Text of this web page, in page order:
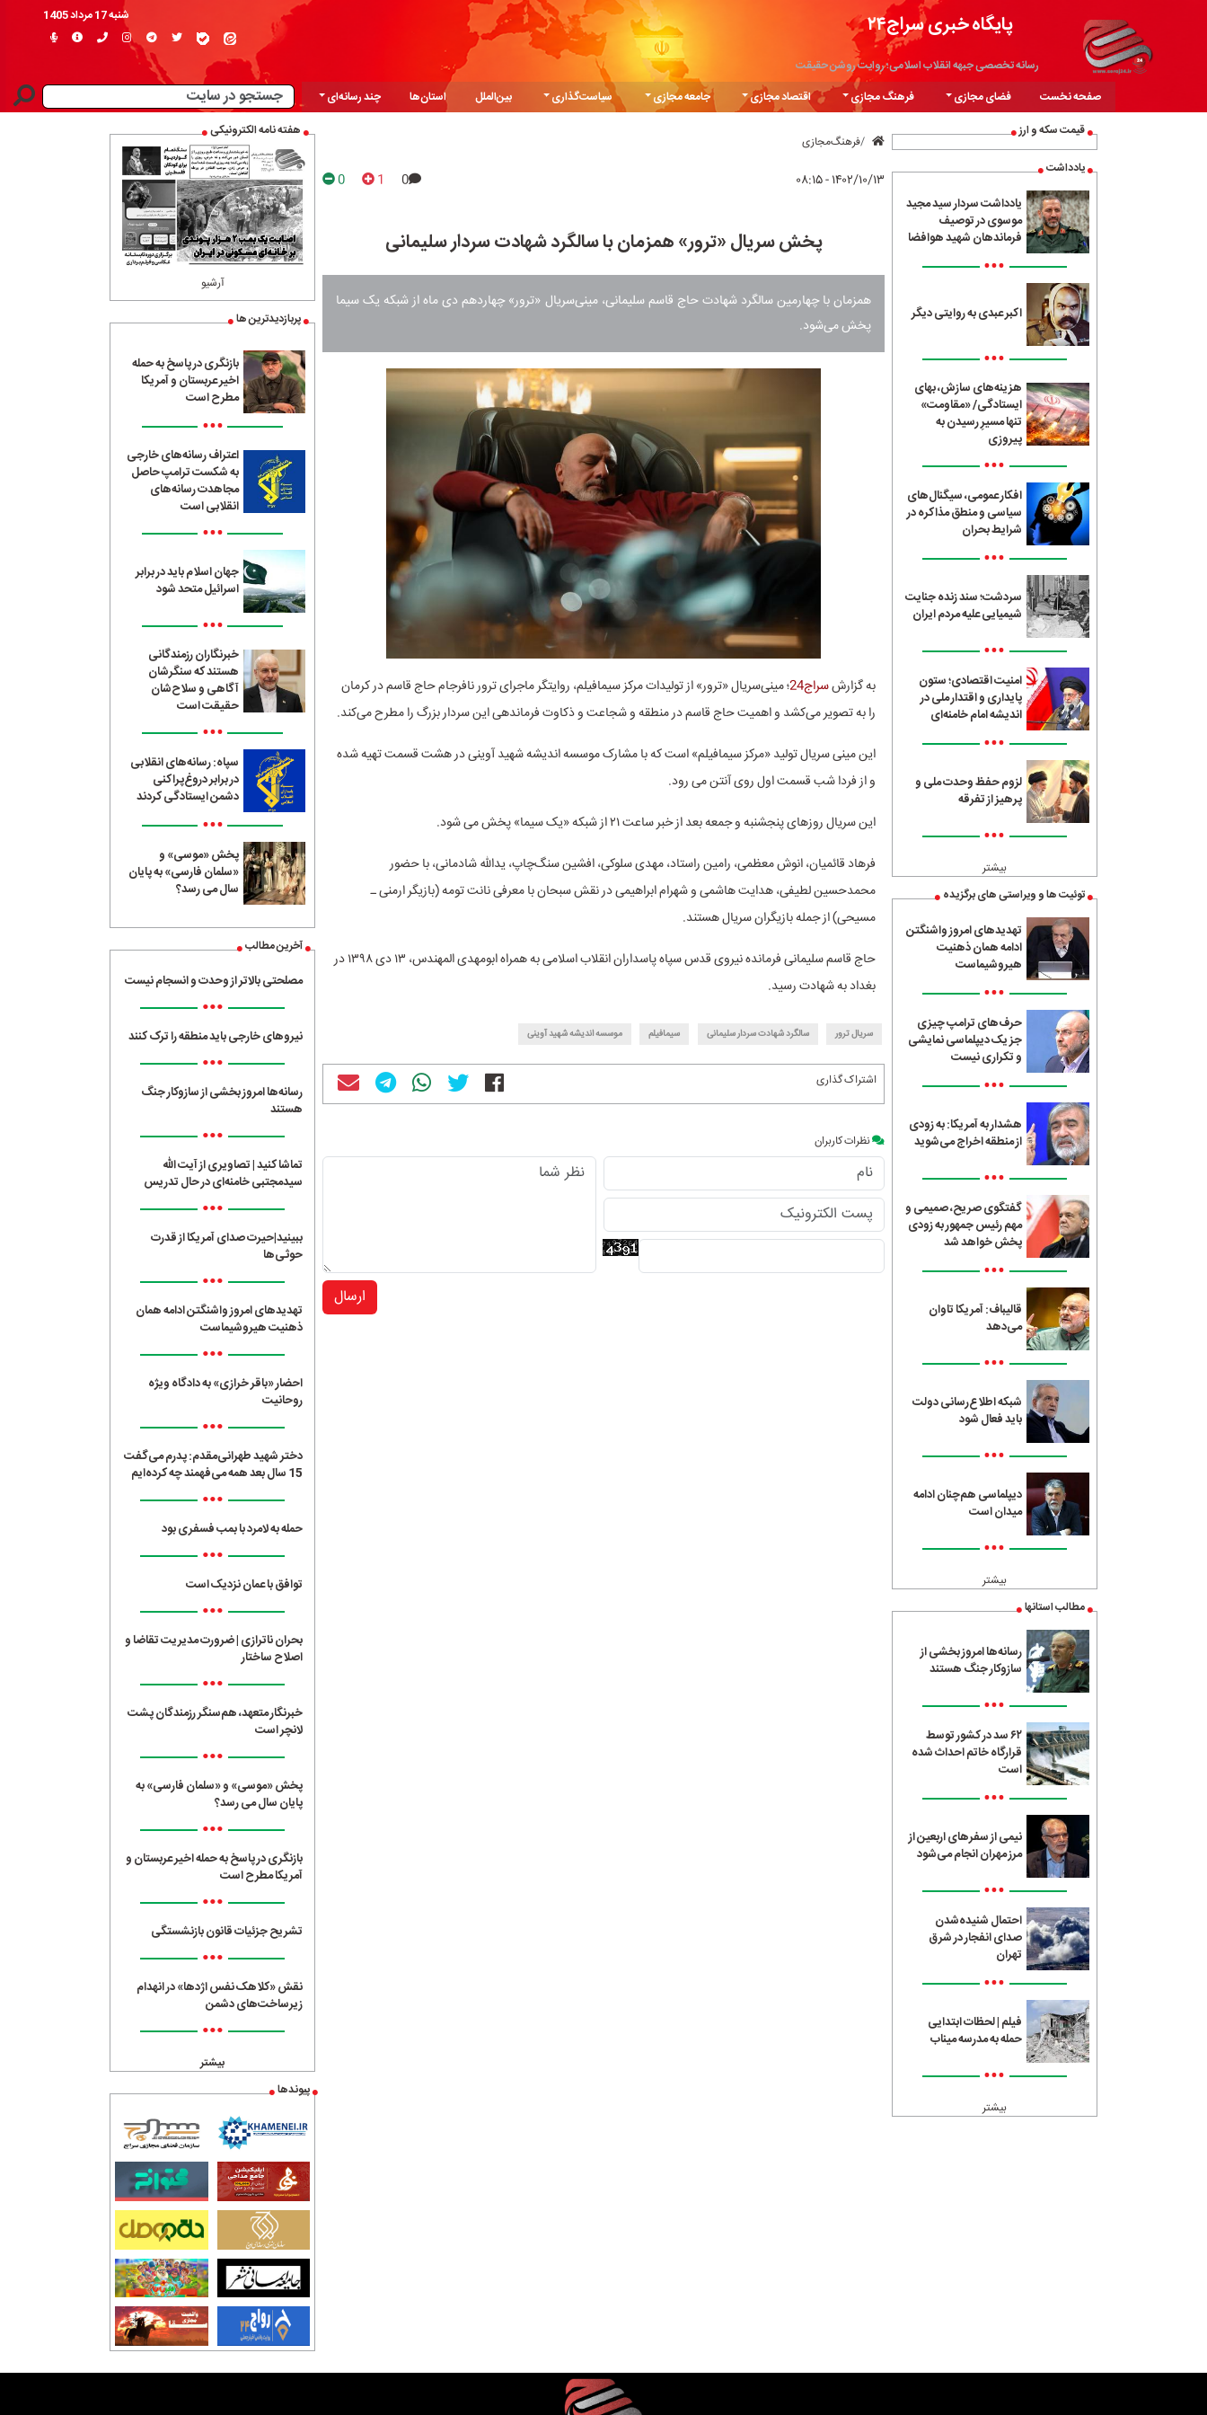
پایگاه خبری سراج۲۴
رسانه تخصصی جبهه انقلاب اسلامی؛ روایت روشن حقیقت
شنبه 17 مرداد 1405
صفحه نخست فضای مجازی فرهنگ مجازی اقتصاد مجازی جامعه مجازی سیاست‌گذاری بین‌الملل استان‌ها
چند رسانه‌ای
قیمت سکه و ارز
یادداشت
یادداشت سردار سید مجید
موسوی در توصیف
فرماندهان شهید هوافضا
•••
اکبر عبدی به روایتی دیگر
•••
هزینه‌های سازش، بهای
ایستادگی/ «مقاومت»
تنها مسیرِ رسیدن به
پیروزی
•••
افکار عمومی، سیگنال‌های
سیاسی و منطق مذاکره در
شرایط بحران
•••
سردشت؛ سند زنده جنایت
شیمیایی علیه مردم ایران
•••
امنیت اقتصادی؛ ستون
پایداری و اقتدار ملی در
اندیشه امام خامنه‌ای
•••
لزوم حفظ وحدت ملی و
پرهیز از تفرقه
•••
بیشتر
توئیت ها و ویراستی های برگزیده
تهدیدهای امروز واشنگتن
ادامه همان ذهنیت
هیروشیماست
•••
حرف‌های ترامپ چیزی
جز یک دیپلماسی نمایشی
و تکراری نیست
•••
هشدار به آمریکا: به زودی
از منطقه اخراج می‌شوید
•••
گفتگوی صریح، صمیمی و
مهم رئیس جمهور به زودی
پخش خواهد شد
•••
قالیباف: آمریکا تاوان
می‌دهد
•••
شبکه اطلاع‌رسانی دولت
باید فعال شود
•••
دیپلماسی هم‌چنان ادامه
میدان است
•••
بیشتر
مطالب استانها
رسانه‌ها امروز بخشی از
سازوکار جنگ هستند
•••
۶۲ سد در کشور توسط
قرارگاه خاتم احداث شده
است
•••
نیمی از سفرهای اربعین از
مرز مهران انجام می‌شود
•••
احتمال شنیده‌شدن
صدای انفجار در شرق
تهران
•••
فیلم | لحظات ابتدایی
حمله به مدرسه میناب
•••
بیشتر
فرهنگ‌مجازی
۱۴۰۲/۱۰/۱۳ - ۰۸:۱۵ 0
1
0
پخش سریال «ترور» همزمان با سالگرد شهادت سردار سلیمانی
همزمان با چهارمین سالگرد شهادت حاج قاسم سلیمانی، مینی‌سریال «ترور» چهاردهم دی ماه از شبکه یک سیما
پخش می‌شود.
به گزارشسراج24
؛ مینی‌سریال «ترور» از تولیدات مرکز سیمافیلم، روایتگر ماجرای ترور نافرجام حاج قاسم در کرمان
را به تصویر می‌کشد و اهمیت حاج قاسم در منطقه و شجاعت و ذکاوت فرماندهی این سردار بزرگ را مطرح می‌کند.
این مینی سریال تولید «مرکز سیمافیلم» است که با مشارک موسسه اندیشه شهید آوینی در هشت قسمت تهیه شده
و از فردا شب قسمت اول روی آنتن می رود.
این سریال روز‌های پنجشنبه و جمعه بعد از خبر ساعت ۲۱ از شبکه «یک سیما» پخش می شود.
فرهاد قائمیان، انوش معظمی، رامین راستاد، مهدی سلوکی، افشین سنگ‌چاپ، یدالله شادمانی، با حضور
محمدحسین لطیفی، هدایت هاشمی و شهرام ابراهیمی در نقش سبحان با معرفی نانت تومه (بازیگر ارمنی ـ
مسیحی) از جمله بازیگران سریال هستند.
حاج قاسم سلیمانی فرمانده نیروی قدس سپاه پاسداران انقلاب اسلامی به همراه ابومهدی المهندس، ۱۳ دی ۱۳۹۸ در
بغداد به شهادت رسید.
سریال ترور سالگرد شهادت سردار سلیمانی سیمافیلم موسسه اندیشه شهید آوینی
اشتراک گذاری
نظرات کاربران
ارسال
هفته نامه الکترونیکی
آرشیو
پربازدیدترین ها
بازنگری در پاسخ به حمله
اخیر عربستان و آمریکا
مطرح است
•••
اعتراف رسانه‌های خارجی
به شکست ترامپ حاصل
مجاهدت رسانه‌های
انقلابی است
•••
جهان اسلام باید در برابر
اسرائیل متحد شود
•••
خبرنگاران رزمندگانی
هستند که سنگرشان
آگاهی و سلاح‌شان
حقیقت است
•••
سپاه: رسانه‌های انقلابی
در برابر دروغ‌پراکنی
دشمن ایستادگی کردند
•••
پخش «موسی» و
«سلمان فارسی» به پایان
سال می رسد؟
آخرین مطالب
مصلحتی بالاتر از وحدت و انسجام نیست
•••
نیروهای خارجی باید منطقه را ترک کنند
•••
رسانه‌ها امروز بخشی از سازوکار جنگ
هستند
•••
تماشا کنید | تصاویری از آیت الله
سیدمجتبی خامنه‌ای در حال تدریس
•••
ببینید|حیرت صدای آمریکا از قدرت
حوثی‌ها
•••
تهدیدهای امروز واشنگتن ادامه همان
ذهنیت هیروشیماست
•••
احضار «باقر خرازی» به دادگاه ویژه
روحانیت
•••
دختر شهید طهرانی‌مقدم: پدرم می‌گفت
15 سال بعد همه می‌فهمند چه کرده‌ایم
•••
حمله به لامرد با بمب فسفری بود
•••
توافق با عمان نزدیک است
•••
بحران ناترازی | ضرورت مدیریت تقاضا و
اصلاح ساختار
•••
خبرنگار متعهد، هم‌سنگر رزمندگان پشت
لانچر است
•••
پخش «موسی» و «سلمان فارسی» به
پایان سال می رسد؟
•••
بازنگری در پاسخ به حمله اخیر عربستان و
آمریکا مطرح است
•••
تشریح جزئیات قانون بازنشستگی
•••
نقش «کلاهک نفس اژدها» در انهدام
زیرساخت‌های دشمن
•••
بیشتر
پیوندها